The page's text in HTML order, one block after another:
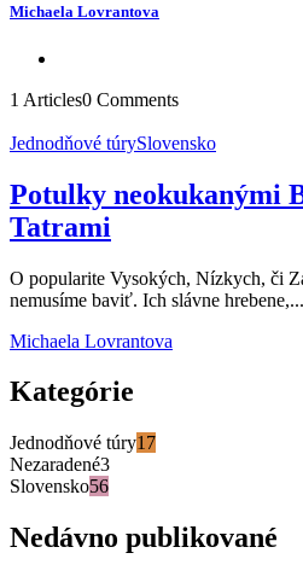
Michaela Lovrantova
1 Articles0 Comments
Jednodňové túrySlovensko
Potulky neokukanými
Tatrami
O popularite Vysokých, Nízkych, či
nemusíme baviť. Ich slávne hrebene,...
Michaela Lovrantova
Kategórie
Jednodňové túry17
Nezaradené3
Slovensko56
Nedávno publikované